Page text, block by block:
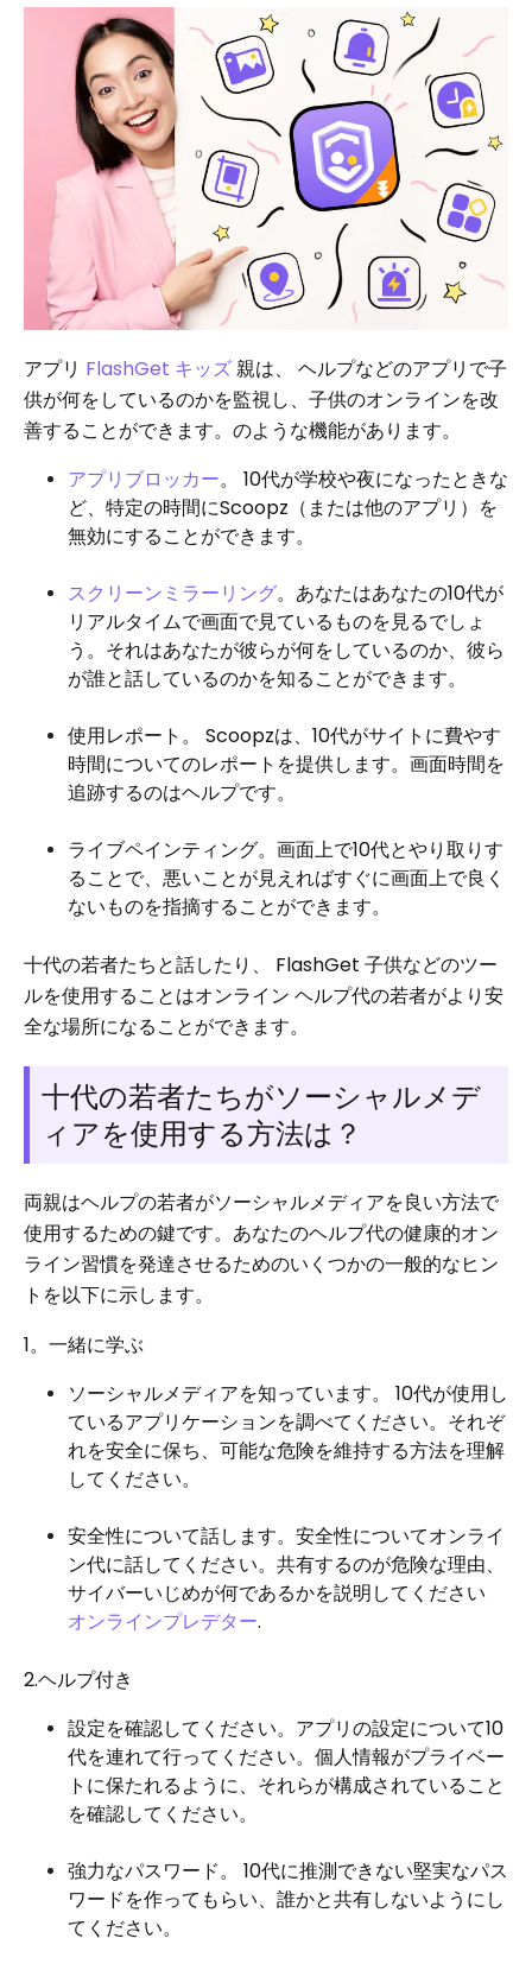
アプリ FlashGet キッズ親は、 ヘルプなどのアプリで子
供が何をしているのかを監視し、子供のオンラインを改
善することができます。のような機能があります。
アプリブロッカー。 10代が学校​​や夜になったときな
ど、特定の時間にScoopz（または他のアプリ）を
無効にすることができます。
スクリーンミラーリング。あなたはあなたの10代が
リアルタイムで画面で見ているものを見るでしょ
う。それはあなたが彼らが何をしているのか、彼ら
が誰と話しているのかを知ることができます。
使用レポート。 Scoopzは、10代がサイトに費やす
時間についてのレポートを提供します。画面時間を
追跡するのはヘルプです。
ライブペインティング。画面上で10代とやり取りす
ることで、悪いことが見えればすぐに画面上で良く
ないものを指摘することができます。
十代の若者たちと話したり、 FlashGet 子供などのツー
ルを使用することはオンライン ヘルプ代の若者がより安
全な場所になることができます。
十代の若者たちがソーシャルメデ
ィアを使用する方法は？
両親はヘルプの若者がソーシャルメディアを良い方法で
使用するための鍵です。あなたのヘルプ代の健康的オン
ライン習慣を発達させるためのいくつかの一般的なヒン
トを以下に示します。
1。一緒に学ぶ
ソーシャルメディアを知っています。 10代が使用し
ているアプリケーションを調べてください。それぞ
れを安全に保ち、可能な危険を維持する方法を理解
してください。
安全性について話します。安全性についてオンライ
ン代に話してください。共有するのが危険な理由、
サイバーいじめが何であるかを説明してください
オンラインプレデター.
2.ヘルプ付き
設定を確​​認してください。アプリの設定について10
代を連れて行ってください。個人情報がプライベー
トに保たれるように、それらが構成されていること
を確認してください。
強力なパスワード。 10代に推測できない堅実なパス
ワードを作ってもらい、誰かと共有しないようにし
てください。